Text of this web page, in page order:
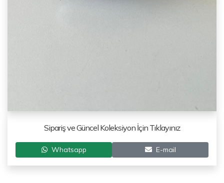
Sipariş ve Güncel Koleksiyon İçin Tıklayınız
Whatsapp E-mail